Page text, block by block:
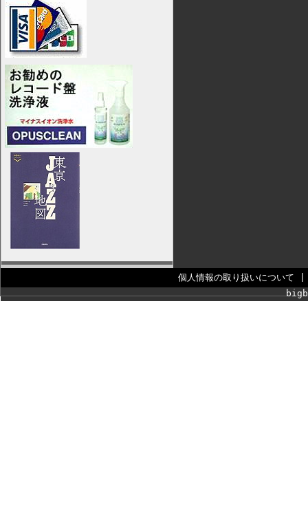
個人情報の取り扱いについて